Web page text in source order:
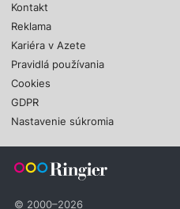
Kontakt
Reklama
Kariéra v Azete
Pravidlá používania
Cookies
GDPR
Nastavenie súkromia
© 2000–2026